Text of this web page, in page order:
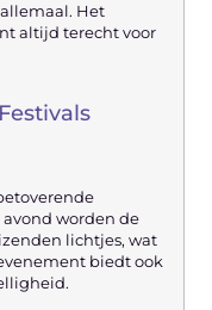
allemaal. Het
altijd terecht voor
worden de
lichtjes, wat
biedt ook